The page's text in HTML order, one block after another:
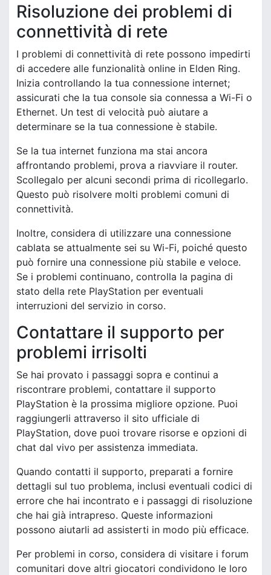
Risoluzione dei problemi di
connettività di rete
I problemi di connettività di rete possono impedirti
di accedere alle funzionalità online in Elden Ring.
Inizia controllando la tua connessione internet;
assicurati che la tua console sia connessa a Wi-Fi o
Ethernet. Un test di velocità può aiutare a
determinare se la tua connessione è stabile.
Se la tua internet funziona ma stai ancora
affrontando problemi, prova a riavviare il router.
Scollegalo per alcuni secondi prima di ricollegarlo.
Questo può risolvere molti problemi comuni di
connettività.
Inoltre, considera di utilizzare una connessione
cablata se attualmente sei su Wi-Fi, poiché questo
può fornire una connessione più stabile e veloce.
Se i problemi continuano, controlla la pagina di
stato della rete PlayStation per eventuali
interruzioni del servizio in corso.
Contattare il supporto per
problemi irrisolti
Se hai provato i passaggi sopra e continui a
riscontrare problemi, contattare il supporto
PlayStation è la prossima migliore opzione. Puoi
raggiungerli attraverso il sito ufficiale di
PlayStation, dove puoi trovare risorse e opzioni di
chat dal vivo per assistenza immediata.
Quando contatti il supporto, preparati a fornire
dettagli sul tuo problema, inclusi eventuali codici di
errore che hai incontrato e i passaggi di risoluzione
che hai già intrapreso. Queste informazioni
possono aiutarli ad assisterti in modo più efficace.
Per problemi in corso, considera di visitare i forum
comunitari dove altri giocatori condividono le loro